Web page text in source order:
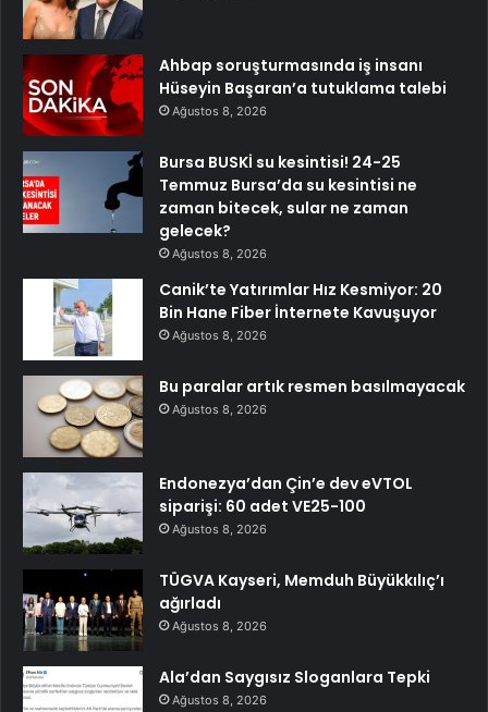
Ahbap soruşturmasında iş insanı
Hüseyin Başaran’a tutuklama talebi
Ağustos 8, 2026
Bursa BUSKİ su kesintisi! 24-25
Temmuz Bursa’da su kesintisi ne
zaman bitecek, sular ne zaman
gelecek?
Ağustos 8, 2026
Canik’te Yatırımlar Hız Kesmiyor: 20
Bin Hane Fiber İnternete Kavuşuyor
Ağustos 8, 2026
Bu paralar artık resmen basılmayacak
Ağustos 8, 2026
Endonezya’dan Çin’e dev eVTOL
siparişi: 60 adet VE25-100
Ağustos 8, 2026
TÜGVA Kayseri, Memduh Büyükkılıç’ı
ağırladı
Ağustos 8, 2026
Ala’dan Saygısız Sloganlara Tepki
Ağustos 8, 2026